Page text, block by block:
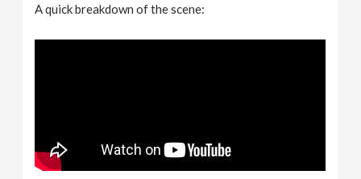
A quick breakdown of the scene: